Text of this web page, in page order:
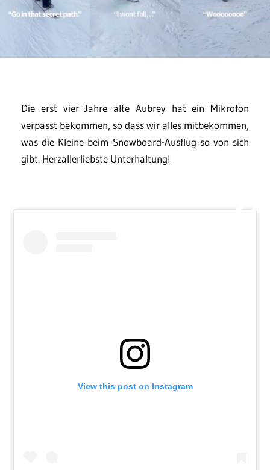
Die erst vier Jahre alte Aubrey hat ein Mikrofon
verpasst bekommen, so dass wir alles mitbekommen,
was die Kleine beim Snowboard-Ausflug so von sich
gibt. Herzallerliebste Unterhaltung!
View this post on Instagram